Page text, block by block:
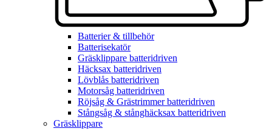
Batterier & tillbehör
Batterisekatör
Gräsklippare batteridriven
Häcksax batteridriven
Lövblås batteridriven
Motorsåg batteridriven
Röjsåg & Grästrimmer batteridriven
Stångsåg & stånghäcksax batteridriven
Gräsklippare